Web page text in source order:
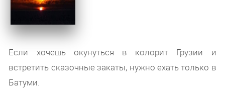
Если хочешь окунуться в колорит Грузии и
встретить сказочные закаты, нужно ехать только в
Батуми.